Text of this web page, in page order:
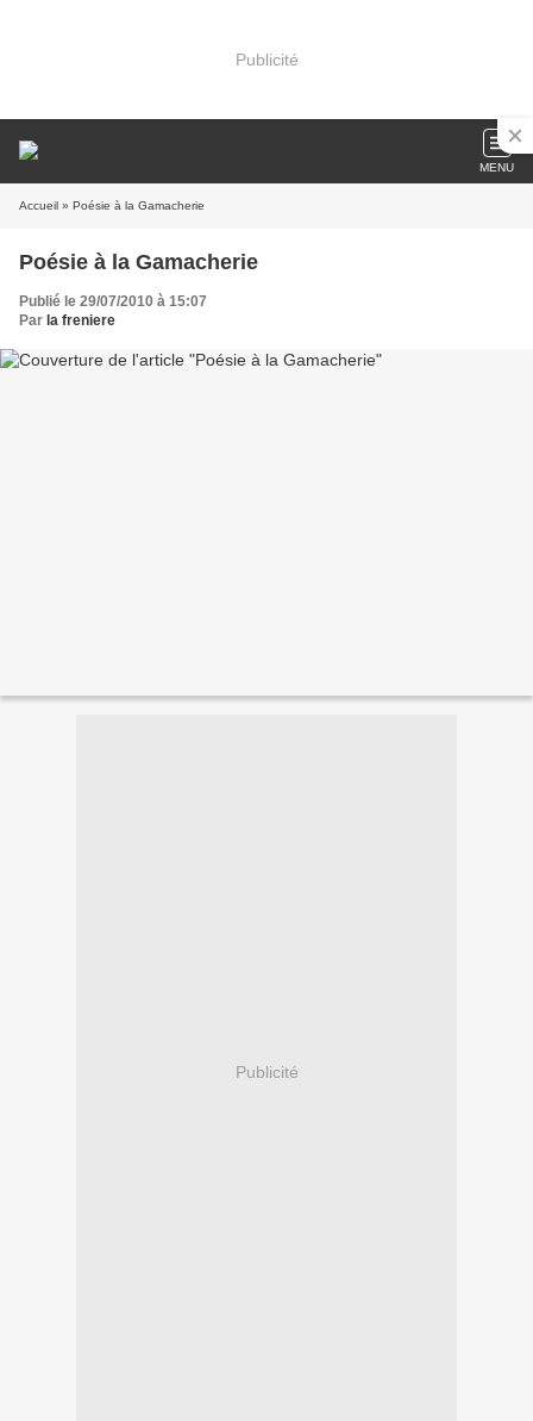
Publicité
MENU
Accueil » Poésie à la Gamacherie
Poésie à la Gamacherie
Publié le 29/07/2010 à 15:07
Par la freniere
Publicité